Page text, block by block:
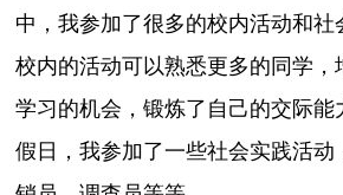
中，我参加了很多的校内活动和社
校内的活动可以熟悉更多的同学，
学习的机会，锻炼了自己的交际能
假日，我参加了一些社会实践活动